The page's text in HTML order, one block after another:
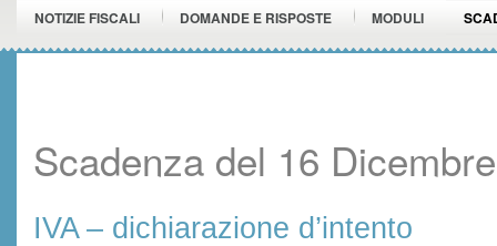
NOTIZIE FISCALI DOMANDE E RISPOSTE MODULI
Scadenza del 16
IVA – dichiarazione d’intento